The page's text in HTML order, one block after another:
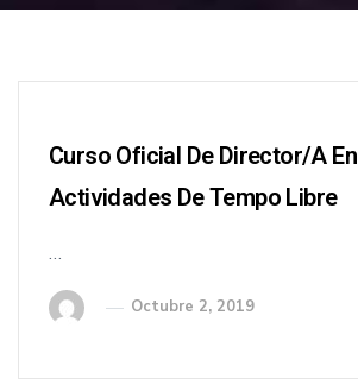
Curso Oficial De Director/a En
Actividades De Tempo Libre
…
Octubre 2, 2019